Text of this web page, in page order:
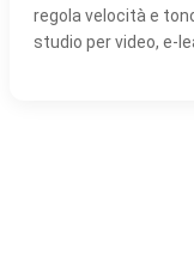
regola velocità e
studio per video, e-